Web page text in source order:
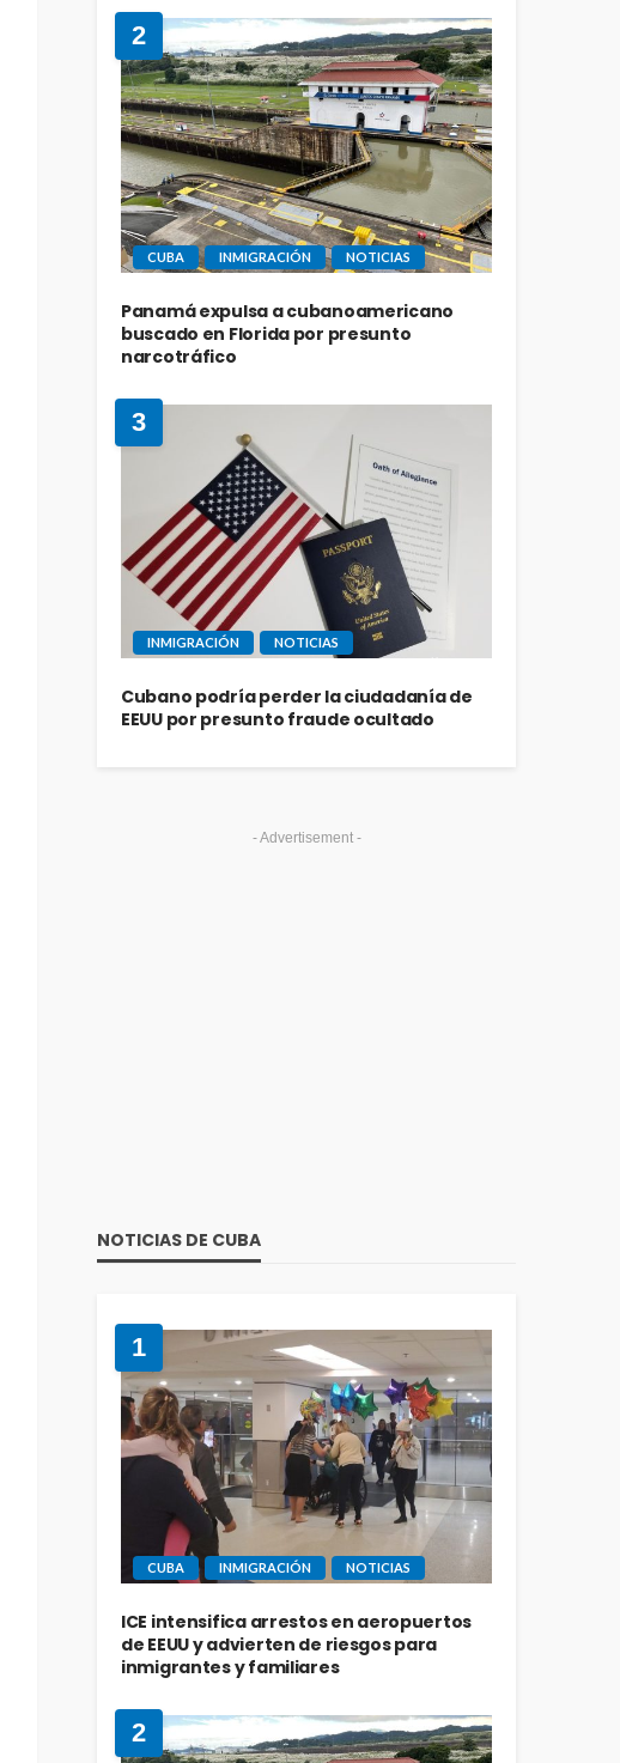
2
CUBA INMIGRACIÓN NOTICIAS
Panamá expulsa a cubanoamericano
buscado en Florida por presunto
narcotráfico
3
INMIGRACIÓN NOTICIAS
Cubano podría perder la ciudadanía de
EEUU por presunto fraude ocultado
- Advertisement -
NOTICIAS DE CUBA
1
CUBA INMIGRACIÓN NOTICIAS
ICE intensifica arrestos en aeropuertos
de EEUU y advierten de riesgos para
inmigrantes y familiares
2